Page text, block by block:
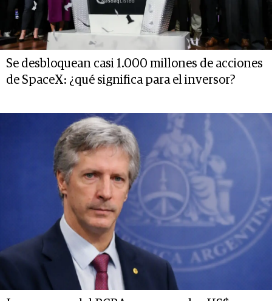
Se desbloquean casi 1.000 millones de acciones
de SpaceX: ¿qué significa para el inversor?